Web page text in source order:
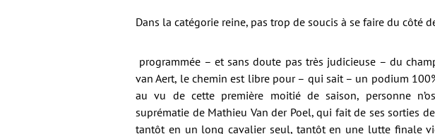
Dans la catégorie reine, pas trop de soucis à se faire du côté
programmée – et sans doute pas très judicieuse – du
van Aert, le chemin est libre pour – qui sait – un podium
au vu de cette première moitié de saison, personne
suprématie de Mathieu Van der Poel, qui fait de ses sorties
tantôt en un long cavalier seul, tantôt en une lutte finale